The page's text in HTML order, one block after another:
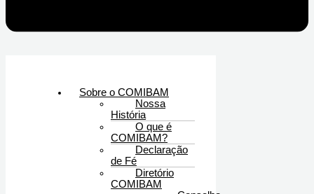
Sobre o COMIBAM
Nossa
História
O que é
COMIBAM?
Declaração
de Fé
Diretório
COMIBAM